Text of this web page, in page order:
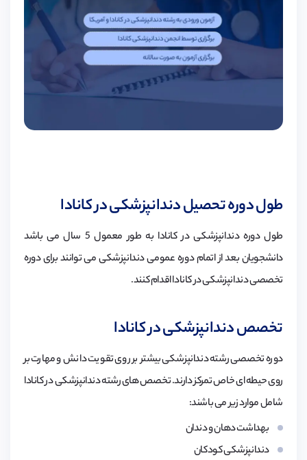
طول دوره تحصیل دندانپزشکی در کانادا
طول دوره دندانپزشکی در کانادا به طور معمول 5 سال می باشد
دانشجویان بعد از اتمام دوره عمومی دندانپزشکی می توانند برای دوره
تخصصی دندانپزشکی در کانادا اقدام کنند.
تخصص دندانپزشکی در کانادا
دوره تخصصی رشته دندانپزشکی بیشتر بر روی تقویت دانش و مهارت بر
روی حیطه ای خاص تمرکز دارند. تخصص های رشته دندانپزشکی در کانادا
شامل موارد زیر می باشند:
بهداشت دهان و دندان
دندانپزشکی کودکان